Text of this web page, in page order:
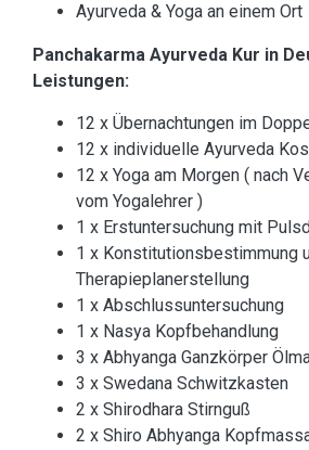
Ayurveda & Yoga an einem Ort
Panchakarma Ayurveda Kur in
Leistungen:
12 x Übernachtungen im
12 x individuelle Ayurveda
12 x Yoga am Morgen ( nach
vom Yogalehrer )
1 x Erstuntersuchung mit
1 x Konstitutionsbestimmung
Therapieplanerstellung
1 x Abschlussuntersuchung
1 x Nasya Kopfbehandlung
3 x Abhyanga Ganzkörper
3 x Swedana Schwitzkasten
2 x Shirodhara Stirnguß
2 x Shiro Abhyanga